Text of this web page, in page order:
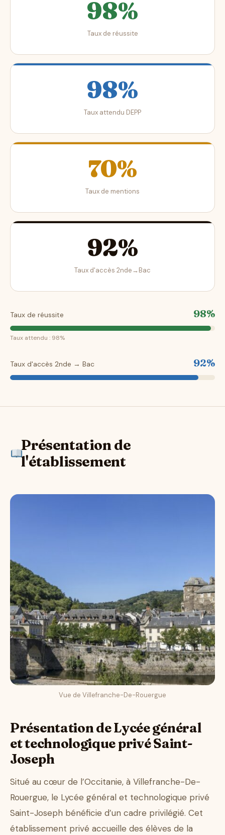
98%
Taux de réussite
98%
Taux attendu DEPP
70%
Taux de mentions
92%
Taux d'accès 2nde→Bac
Taux de réussite 98%
Taux attendu : 98%
Taux d'accès 2nde → Bac 92%
Présentation de
l'établissement
Vue de Villefranche-De-Rouergue
Présentation de Lycée général
et technologique privé Saint-
Joseph
Situé au cœur de l’Occitanie, à Villefranche-De-
Rouergue, le Lycée général et technologique privé
Saint-Joseph bénéficie d’un cadre privilégié. Cet
établissement privé accueille des élèves de la